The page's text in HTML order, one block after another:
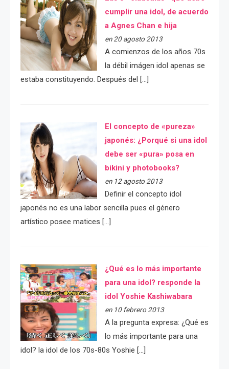
cumplir una idol, de acuerdo
a Agnes Chan e hija
en 20 agosto 2013
A comienzos de los años 70s
la débil imágen idol apenas se
estaba constituyendo. Después del […]
El concepto de «pureza»
japonés: ¿Porqué si una idol
debe ser «pura» posa en
bikini y photobooks?
en 12 agosto 2013
Definir el concepto idol
japonés no es una labor sencilla pues el género
artístico posee matices […]
¿Qué es lo más importante
para una idol? responde la
idol Yoshie Kashiwabara
en 10 febrero 2013
A la pregunta expresa: ¿Qué es
lo más importante para una
idol? la idol de los 70s-80s Yoshie […]